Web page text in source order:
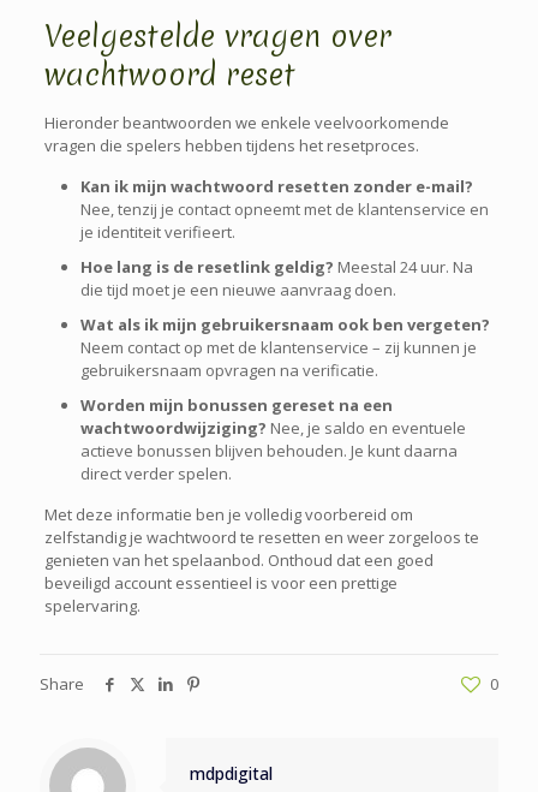
Veelgestelde vragen over
wachtwoord reset
Hieronder beantwoorden we enkele veelvoorkomende
vragen die spelers hebben tijdens het resetproces.
Kan ik mijn wachtwoord resetten zonder e-mail?
Nee, tenzij je contact opneemt met de klantenservice en
je identiteit verifieert.
Hoe lang is de resetlink geldig? Meestal 24 uur. Na
die tijd moet je een nieuwe aanvraag doen.
Wat als ik mijn gebruikersnaam ook ben vergeten?
Neem contact op met de klantenservice – zij kunnen je
gebruikersnaam opvragen na verificatie.
Worden mijn bonussen gereset na een
wachtwoordwijziging? Nee, je saldo en eventuele
actieve bonussen blijven behouden. Je kunt daarna
direct verder spelen.
Met deze informatie ben je volledig voorbereid om
zelfstandig je wachtwoord te resetten en weer zorgeloos te
genieten van het spelaanbod. Onthoud dat een goed
beveiligd account essentieel is voor een prettige
spelervaring.
Share 0
mdpdigital